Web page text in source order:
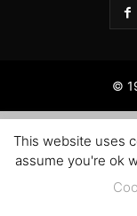
©
This website uses
assume you're ok